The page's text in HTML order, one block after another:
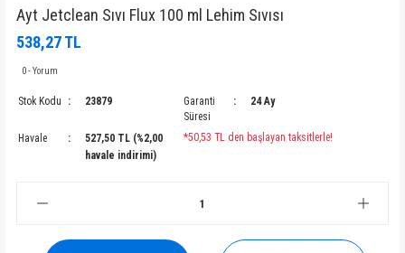
Ayt Jetclean Sıvı Flux 100 ml Lehim Sıvısı
538,27 TL
0 - Yorum
Stok Kodu 23879
Garanti
Süresi
24 Ay
Havale
527,50 TL (%2,00
havale indirimi)
*50,53 TL den başlayan taksitlerle!